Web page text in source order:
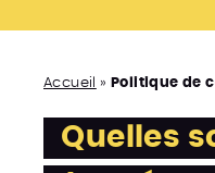
Accueil » Politique de
Quelles